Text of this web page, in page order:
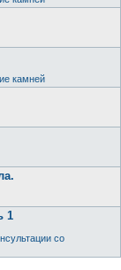
камней
1
со